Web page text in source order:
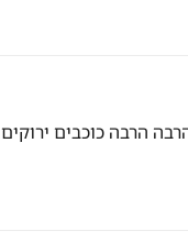
תקבלו הרבה הרבה כוכבים